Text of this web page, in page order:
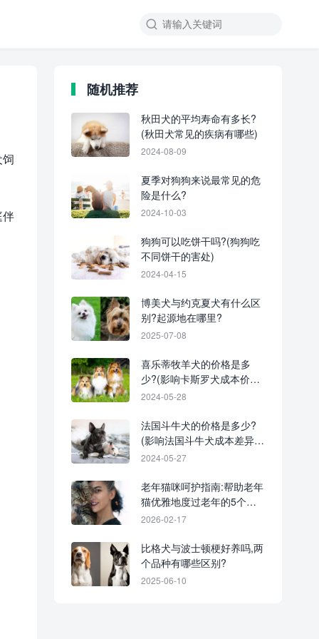
随机推荐
秋田犬的平均寿命有多长?
(秋田犬常见的疾病有哪些)
2024-08-09
夏季对狗狗来说最常见的危
险是什么?
2024-10-03
狗狗可以吃饼干吗?(狗狗吃
不同饼干的害处)
2024-04-15
博美犬与约克夏犬有什么区
别?起源地在哪里?
2025-07-08
喜乐蒂牧羊犬的价格是多
少?(影响卡斯罗犬成本价格
的7大因素)
2024-05-28
法国斗牛犬的价格是多少?
(影响法国斗牛犬成本差异的
7个因素)
2024-05-27
老年猫咪呵护指南:帮助老年
猫优雅地度过老年的5个技
巧
2026-02-17
比格犬与波士顿梗好养吗,两
个品种有哪些区别?
2025-06-10